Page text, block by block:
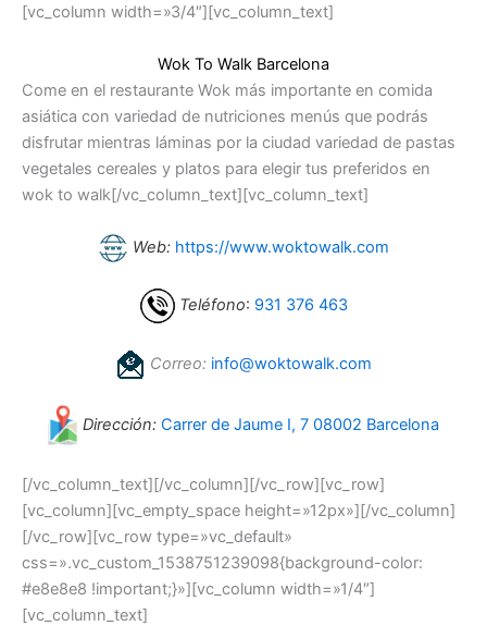
[vc_column width=»3/4″][vc_column_text]
Wok To Walk Barcelona
Come en el restaurante Wok más importante en comida
asiática con variedad de nutriciones menús que podrás
disfrutar mientras láminas por la ciudad variedad de pastas
vegetales cereales y platos para elegir tus preferidos en
wok to walk[/vc_column_text][vc_column_text]
Web: https://www.woktowalk.com
Teléfono: 931 376 463‬
Correo: info@woktowalk.com
Dirección: Carrer de Jaume I, 7 08002 Barcelona
[/vc_column_text][/vc_column][/vc_row][vc_row]
[vc_column][vc_empty_space height=»12px»][/vc_column]
[/vc_row][vc_row type=»vc_default»
css=».vc_custom_1538751239098{background-color:
#e8e8e8 !important;}»][vc_column width=»1/4″]
[vc_column_text]